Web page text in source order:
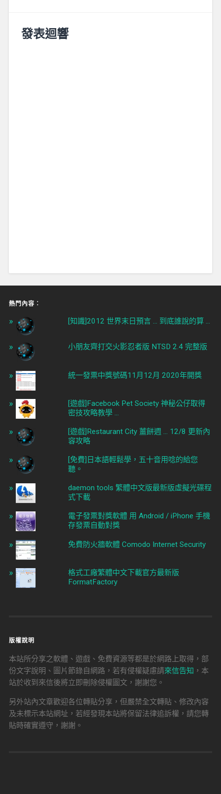
發表迴響
熱門內容︰
[知識]2012 世界末日預言 ... 到底誰說的算 ...
小朋友齊打交火影忍者版 NTSD 2.4 完整版
統一發票中獎號碼11月12月 2020年開獎
[遊戲]Facebook Pet Society 神秘公仔取得
密技攻略教學 ...
[遊戲]Restaurant City 薑餅週 ... 12/8 更新內
容攻略
[免費]日本語輕鬆學，五十音用唸的給您
聽。
daemon tools 繁體中文版最新版虛擬光碟程
式下載
電子發票對獎軟體 用 Android / iPhone 手機
存發票自動對獎
免費防火牆軟體 Comodo Internet Security
格式工廠繁體中文下載官方最新版
FormatFactory
版權說明
本站所分享之軟體、遊戲、免費資源等都是於網路上取得，部
份文字說明、圖片節錄自網路，若有侵權疑慮請來信告知 ，本
站於收到來信後將立即刪除侵權圖文，謝謝您。
另外站內文章歡迎各位轉貼分享，但嚴禁全文轉貼、修改內容
及未標示本站網址，若經發現本站將保留法律追訴權，請您轉
貼時確實遵守，謝謝。